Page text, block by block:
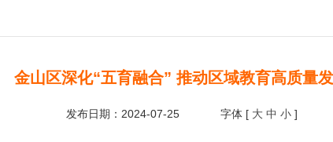
金山区深化“五育融合” 推动区域教育高质量
发布日期：2024-07-25 字体 [ 大 中 小 ]